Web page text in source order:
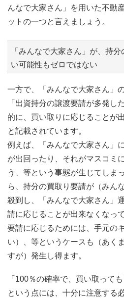
んなで大家さん」を用いた不動
ットの一つと言えましょう。
「みんなで大家さん」が、持
い可能性もゼロではない
一方で、「みんなで大家さん」
「出資持分の譲渡要請が多発し
的に、買い取りに応じることが
と記載されています。
例えば、「みんなで大家さん」
が出回ったり、それがマスコミ
う、等という事態が生じてしま
ら、持分の買取り要請が（みん
殺到し、「みんなで大家さん」
請に応じることが出来なくなっ
要請に応じるためには、手元の
い）、等というケースも（あく
すが）発生し得ます。
「100％の確率で、買い取って
という点には、十分に注意する